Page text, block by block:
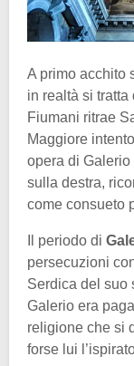
A primo acchito
in realtà si tratta
Fiumani ritrae
Maggiore
opera di Galerio
sulla destra,
come consueto
Il periodo di
persecuzioni
Serdica del suo
Galerio era
religione che si
forse lui